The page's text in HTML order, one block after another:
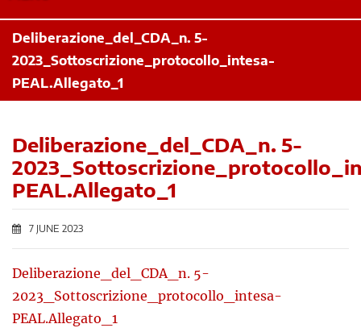
Deliberazione_del_CDA_n. 5-
2023_Sottoscrizione_protocollo_intesa-
PEAL.Allegato_1
Deliberazione_del_CDA_n. 5-
PEAL.Allegato_1
7 JUNE 2023
Deliberazione_del_CDA_n. 5-
2023_Sottoscrizione_protocollo_intesa-
PEAL.Allegato_1